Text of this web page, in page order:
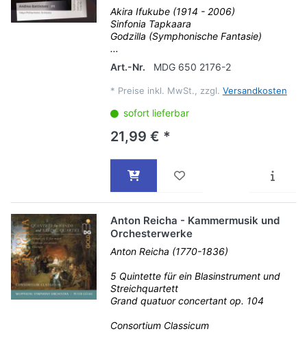
Akira Ifukube (1914 - 2006)
Sinfonia Tapkaara
Godzilla (Symphonische Fantasie)
...
Art.-Nr.
MDG 650 2176-2
* Preise inkl. MwSt., zzgl. Versandkosten
sofort lieferbar
21,99 € *
Anton Reicha - Kammermusik und
Orchesterwerke
Anton Reicha (1770-1836)
5 Quintette für ein Blasinstrument und
Streichquartett
Grand quatuor concertant op. 104
Consortium Classicum